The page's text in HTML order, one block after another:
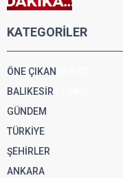
KATEGORİLER
ÖNE ÇIKAN
BALIKESİR
GÜNDEM
TÜRKİYE
ŞEHİRLER
ANKARA